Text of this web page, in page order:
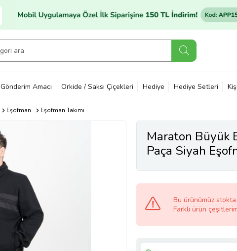
Gönderim Amacı Orkide / Saksı Çiçekleri Hediye Hediye Setleri
Eşofman Eşofman Takımı
Maraton Büyük
Paça Siyah
Bu ürünümüz
Farklı ürün